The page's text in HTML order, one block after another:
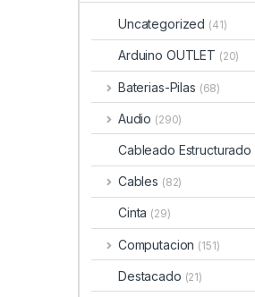
Uncategorized (41)
Arduino OUTLET (20)
Baterias-Pilas (68)
Audio (290)
Cableado Estructurado
Cables (82)
Cinta (29)
Computacion (151)
Destacado (21)